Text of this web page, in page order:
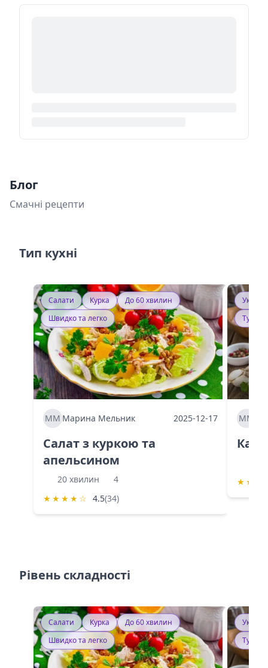
Блог
Смачні рецепти
Тип кухні
Салати Курка
До 60 хвилин
Швидко та легко
ММ Марина Мельник 2025-12-17
Салат з куркою та
апельсином
20 хвилин
4
★ ★ ★ ★ ☆ 4.5(34)
ММ
★ ★
Рівень складності
Салати Курка
До 60 хвилин
Швидко та легко